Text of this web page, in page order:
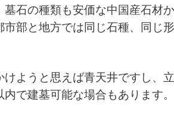
墓石の種類も安価な中国産石材
部と地方では同じ石種、同じ
ようと思えば青天井ですし、
で建墓可能な場合もあります。